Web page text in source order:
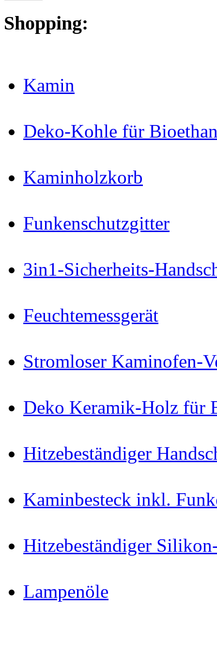
Shopping:
Kamin
Deko-Kohle für
Kaminholzkorb
Funkenschutzgitter
3in1-Sicherheits-
Feuchtemessgerät
Stromloser Kaminofen-
Deko Keramik-Holz für
Hitzebeständiger
Kaminbesteck inkl.
Hitzebeständiger
Lampenöle